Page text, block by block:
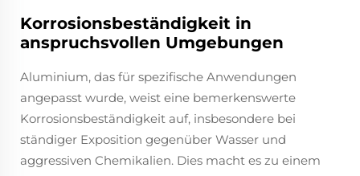
Korrosionsbeständigkeit in
anspruchsvollen Umgebungen
Aluminium, das für spezifische Anwendungen
angepasst wurde, weist eine bemerkenswerte
Korrosionsbeständigkeit auf, insbesondere bei
ständiger Exposition gegenüber Wasser und
aggressiven Chemikalien. Dies macht es zu einem